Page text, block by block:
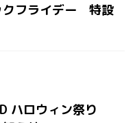
フライデー 特設
ハロウィン祭り